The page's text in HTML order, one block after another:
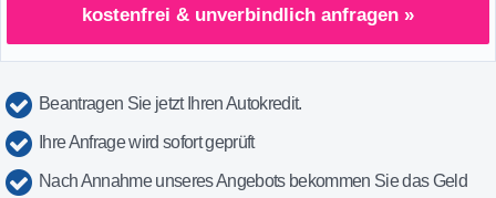
kostenfrei & unverbindlich anfragen »
Beantragen Sie jetzt Ihren Autokredit.
Ihre Anfrage wird sofort geprüft
Nach Annahme unseres Angebots bekommen Sie das Geld